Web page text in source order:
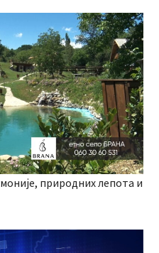
природних лепота и